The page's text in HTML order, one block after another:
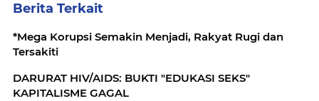
Berita Terkait
*Mega Korupsi Semakin Menjadi, Rakyat Rugi dan
Tersakiti
DARURAT HIV/AIDS: BUKTI "EDUKASI SEKS"
KAPITALISME GAGAL